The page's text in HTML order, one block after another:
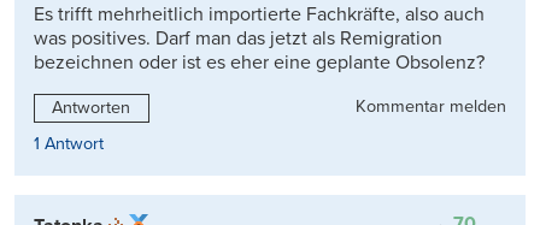
Es trifft mehrheitlich importierte Fachkräfte, also auch
was positives. Darf man das jetzt als Remigration
bezeichnen oder ist es eher eine geplante Obsolenz?
Antworten
Kommentar melden
1 Antwort